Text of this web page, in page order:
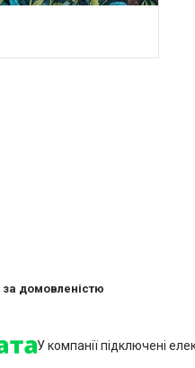
за домовленістю
У компанії підключені